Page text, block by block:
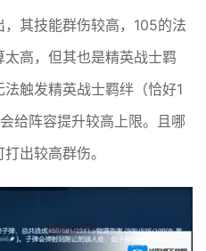
其技能群伤较高，105的法
高，但其也是精英战士羁
触发精英战士羁绊（恰好1
给阵容提升较高上限。且哪
出较高群伤。